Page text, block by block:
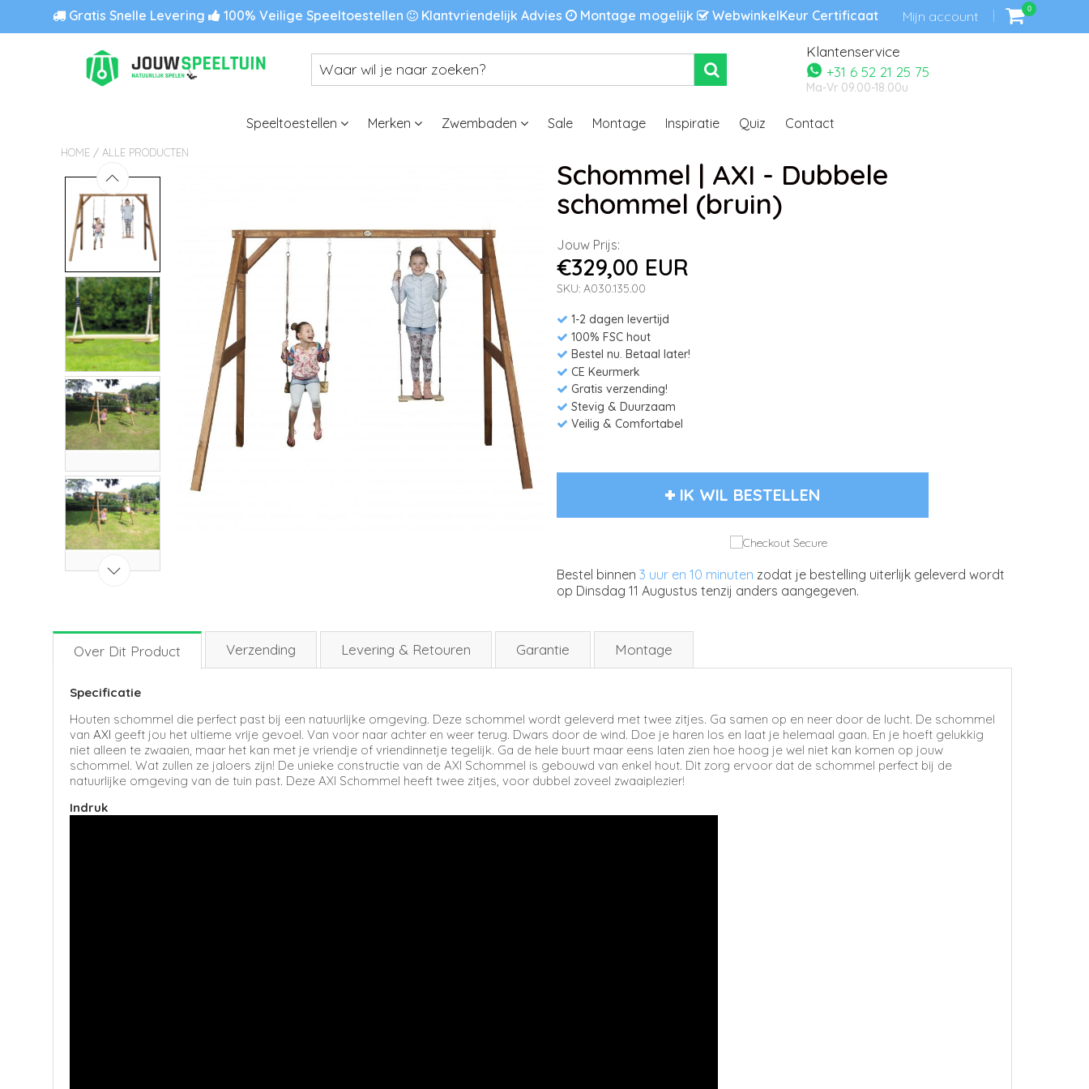
Gratis Snelle Levering 100% Veilige Speeltoestellen Klantvriendelijk Advies Montage mogelijk WebwinkelKeur Certificaat Mijn account 0
Klantenservice
+31 6 52 21 25 75
Ma-Vr 09.00-18.00u
Speeltoestellen Merken Zwembaden Sale Montage Inspiratie Quiz Contact
HOME / ALLE PRODUCTEN
Schommel | AXI - Dubbele
schommel (bruin)
Jouw Prijs:
€329,00 EUR
SKU: A030.135.00
1-2 dagen levertijd
100% FSC hout
Bestel nu. Betaal later!
CE Keurmerk
Gratis verzending!
Stevig & Duurzaam
Veilig & Comfortabel
IK WIL BESTELLEN
Bestel binnen 3 uur en 10 minutenzodat je bestelling uiterlijk geleverd wordt
op Dinsdag 11 Augustus tenzij anders aangegeven.
Over Dit Product Verzending Levering & Retouren Garantie Montage
Specificatie
Houten schommel die perfect past bij een natuurlijke omgeving. Deze schommel wordt geleverd met twee zitjes. Ga samen op en neer door de lucht. De schommel
van AXI geeft jou het ultieme vrije gevoel. Van voor naar achter en weer terug. Dwars door de wind. Doe je haren los en laat je helemaal gaan. En je hoeft gelukkig
niet alleen te zwaaien, maar het kan met je vriendje of vriendinnetje tegelijk. Ga de hele buurt maar eens laten zien hoe hoog je wel niet kan komen op jouw
schommel. Wat zullen ze jaloers zijn! De unieke constructie van de AXI Schommel is gebouwd van enkel hout. Dit zorg ervoor dat de schommel perfect bij de
natuurlijke omgeving van de tuin past. Deze AXI Schommel heeft twee zitjes, voor dubbel zoveel zwaaiplezier!
Indruk